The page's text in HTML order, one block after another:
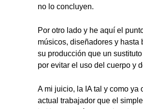
no lo concluyen.
Por otro lado y he aquí el
músicos, diseñadores y
su producción que un
por evitar el uso del cuerpo y
A mi juicio, la IA tal y como ya
actual trabajador que el